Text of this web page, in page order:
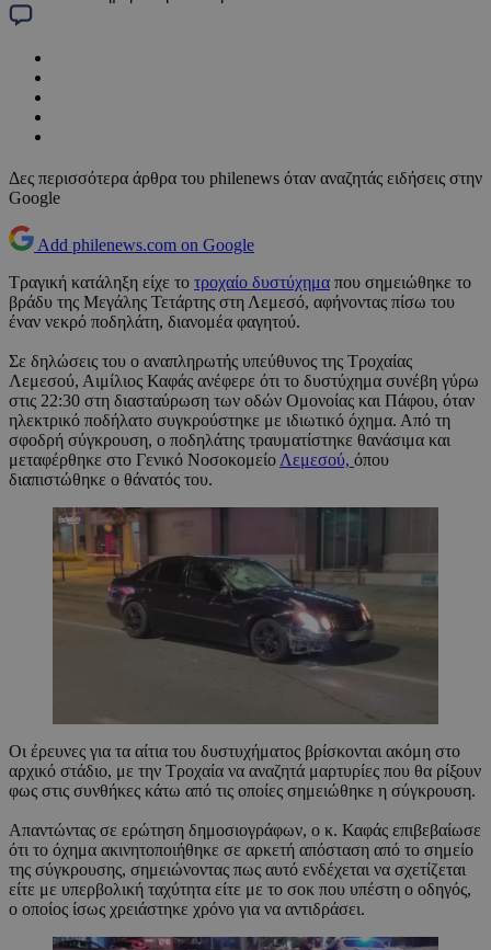
Δες περισσότερα άρθρα του philenews όταν αναζητάς ειδήσεις στην
Google
Add philenews.com on Google
Τραγική κατάληξη είχε το τροχαίο δυστύχημα που σημειώθηκε το
βράδυ της Μεγάλης Τετάρτης στη Λεμεσό, αφήνοντας πίσω του
έναν νεκρό ποδηλάτη, διανομέα φαγητού.
Σε δηλώσεις του ο αναπληρωτής υπεύθυνος της Τροχαίας
Λεμεσού, Αιμίλιος Καφάς ανέφερε ότι το δυστύχημα συνέβη γύρω
στις 22:30 στη διασταύρωση των οδών Ομονοίας και Πάφου, όταν
ηλεκτρικό ποδήλατο συγκρούστηκε με ιδιωτικό όχημα. Από τη
σφοδρή σύγκρουση, ο ποδηλάτης τραυματίστηκε θανάσιμα και
μεταφέρθηκε στο Γενικό Νοσοκομείο Λεμεσού, όπου
διαπιστώθηκε ο θάνατός του.
Οι έρευνες για τα αίτια του δυστυχήματος βρίσκονται ακόμη στο
αρχικό στάδιο, με την Τροχαία να αναζητά μαρτυρίες που θα ρίξουν
φως στις συνθήκες κάτω από τις οποίες σημειώθηκε η σύγκρουση.
Απαντώντας σε ερώτηση δημοσιογράφων, ο κ. Καφάς επιβεβαίωσε
ότι το όχημα ακινητοποιήθηκε σε αρκετή απόσταση από το σημείο
της σύγκρουσης, σημειώνοντας πως αυτό ενδέχεται να σχετίζεται
είτε με υπερβολική ταχύτητα είτε με το σοκ που υπέστη ο οδηγός,
ο οποίος ίσως χρειάστηκε χρόνο για να αντιδράσει.